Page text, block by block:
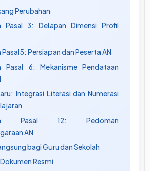
Perubahan
Pasal 3: Delapan Dimensi Profil
5: Persiapan dan Peserta AN
Pasal 6: Mekanisme Pendataan
Integrasi Literasi dan Numerasi
Pasal 12: Pedoman
AN
bagi Guru dan Sekolah
Resmi